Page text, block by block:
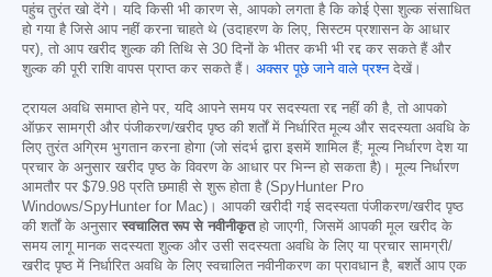
पहुंच तुरंत खो देंगे। यदि किसी भी कारण से, आपको लगता है कि कोई ऐसा शुल्क संसाधित
हो गया है जिसे आप नहीं करना चाहते थे (उदाहरण के लिए, सिस्टम प्रशासन के आधार
पर), तो आप खरीद शुल्क की तिथि से 30 दिनों के भीतर कभी भी रद्द कर सकते हैं और
शुल्क की पूरी राशि वापस प्राप्त कर सकते हैं। अक्सर पूछे जाने वाले प्रश्नदेखें।
ट्रायल अवधि समाप्त होने पर, यदि आपने समय पर सदस्यता रद्द नहीं की है, तो आपको
ऑफ़र सामग्री और पंजीकरण/खरीद पृष्ठ की शर्तों में निर्धारित मूल्य और सदस्यता अवधि के
लिए तुरंत अग्रिम भुगतान करना होगा (जो संदर्भ द्वारा इसमें शामिल हैं; मूल्य निर्धारण देश या
प्रचार के अनुसार खरीद पृष्ठ के विवरण के आधार पर भिन्न हो सकता है)। मूल्य निर्धारण
आमतौर पर $79.98 प्रति छमाही से शुरू होता है (SpyHunter Pro
Windows/SpyHunter for Mac)। आपकी खरीदी गई सदस्यता पंजीकरण/खरीद पृष्ठ
की शर्तों के अनुसार स्वचालित रूप से नवीनीकृतहो जाएगी, जिसमें आपकी मूल खरीद के
समय लागू मानक सदस्यता शुल्क और उसी सदस्यता अवधि के लिए या प्रचार सामग्री/
खरीद पृष्ठ में निर्धारित अवधि के लिए स्वचालित नवीनीकरण का प्रावधान है, बशर्ते आप एक